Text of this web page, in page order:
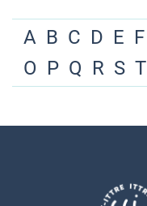
A B C D E F
O P Q R S T